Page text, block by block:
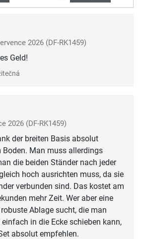
2026 (DF-RK1459)
Geld!
2026 (DF-RK1459)
der breiten Basis absolut
Man muss allerdings
die beiden Ständer nach jeder
hoch ausrichten muss, da sie
verbunden sind. Das kostet am
mehr Zeit. Wer aber eine
Ablage sucht, die man
in die Ecke schieben kann,
absolut empfehlen.